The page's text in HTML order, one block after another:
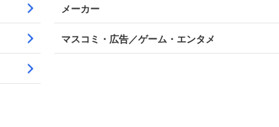
メーカー
マスコミ・広告／ゲーム・エンタメ